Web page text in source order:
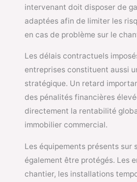
intervenant doit disposer de
adaptées afin de limiter les
en cas de problème sur le
Les délais contractuels
entreprises constituent aussi
stratégique. Un retard
des pénalités financières
directement la rentabilité
immobilier commercial.
Les équipements présents sur
également être protégés. Les
chantier, les installations